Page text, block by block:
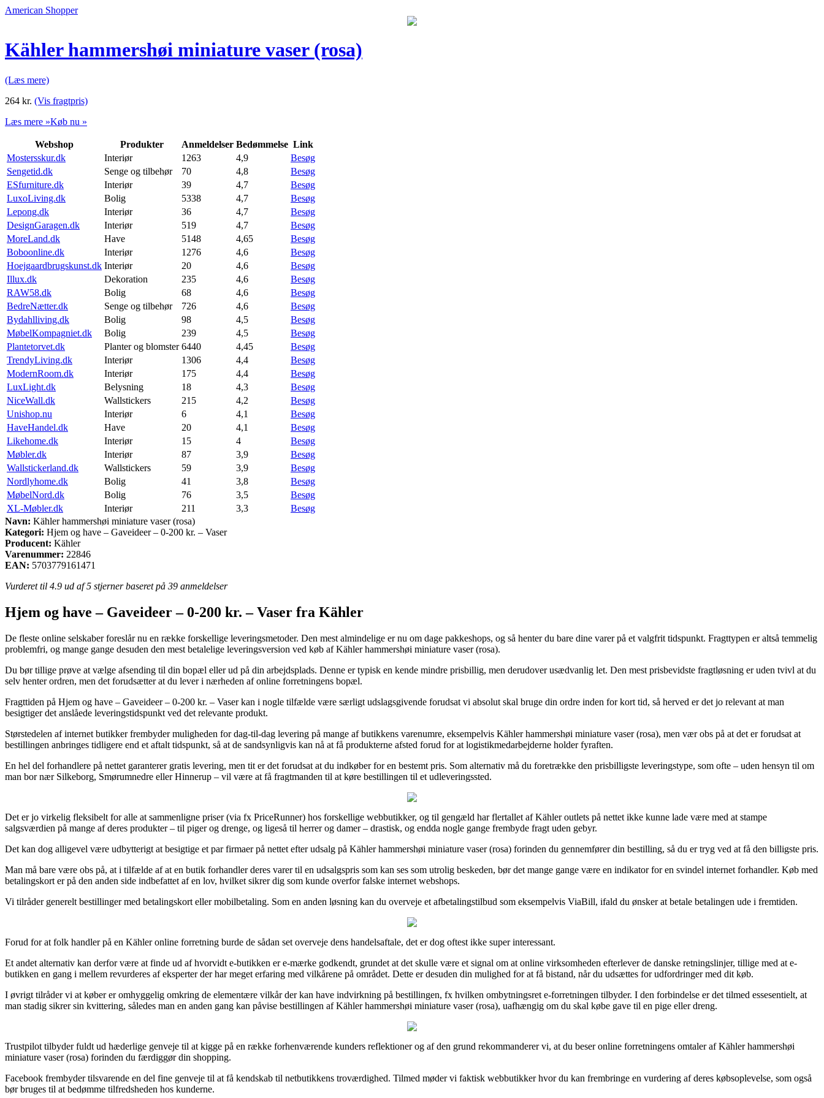
American Shopper
Kähler hammershøi miniature vaser (rosa)
(Læs mere)
264 kr. (Vis fragtpris)
Læs mere »Køb nu »
Webshop Produkter Anmeldelser Bedømmelse Link
Mostersskur.dk
Interiør 1263 4,9
Besøg
Sengetid.dk
Senge og tilbehør 70 4,8
Besøg
ESfurniture.dk
Interiør 39 4,7
Besøg
LuxoLiving.dk
Bolig 5338 4,7
Besøg
Lepong.dk
Interiør 36 4,7
Besøg
DesignGaragen.dk
Interiør 519 4,7
Besøg
MoreLand.dk
Have 5148 4,65
Besøg
Boboonline.dk
Interiør 1276 4,6
Besøg
Hoejgaardbrugskunst.dk Interiør 20 4,6
Besøg
Illux.dk
Dekoration 235 4,6
Besøg
RAW58.dk
Bolig 68 4,6
Besøg
BedreNætter.dk
Senge og tilbehør 726 4,6
Besøg
Bydahlliving.dk
Bolig 98 4,5
Besøg
MøbelKompagniet.dk
Bolig 239 4,5
Besøg
Plantetorvet.dk
Planter og blomster 6440 4,45
Besøg
TrendyLiving.dk
Interiør 1306 4,4
Besøg
ModernRoom.dk
Interiør 175 4,4
Besøg
LuxLight.dk
Belysning 18 4,3
Besøg
NiceWall.dk
Wallstickers 215 4,2
Besøg
Unishop.nu
Interiør 6 4,1
Besøg
HaveHandel.dk
Have 20 4,1
Besøg
Likehome.dk
Interiør 15 4
Besøg
Møbler.dk
Interiør 87 3,9
Besøg
Wallstickerland.dk
Wallstickers 59 3,9
Besøg
Nordlyhome.dk
Bolig 41 3,8
Besøg
MøbelNord.dk
Bolig 76 3,5
Besøg
XL-Møbler.dk
Interiør 211 3,3
Besøg
Navn: Kähler hammershøi miniature vaser (rosa)
Kategori: Hjem og have – Gaveideer – 0-200 kr. – Vaser
Producent: Kähler
Varenummer: 22846
EAN: 5703779161471
Vurderet til 4.9 ud af 5 stjerner baseret på 39 anmeldelser
Hjem og have – Gaveideer – 0-200 kr. – Vaser fra Kähler
De fleste online selskaber foreslår nu en række forskellige leveringsmetoder. Den mest almindelige er nu om dage pakkeshops, og så henter du bare dine varer på et valgfrit tidspunkt. Fragttypen er altså temmelig
problemfri, og mange gange desuden den mest betalelige leveringsversion ved køb af Kähler hammershøi miniature vaser (rosa).
Du bør tillige prøve at vælge afsending til din bopæl eller ud på din arbejdsplads. Denne er typisk en kende mindre prisbillig, men derudover usædvanlig let. Den mest prisbevidste fragtløsning er uden tvivl at du
selv henter ordren, men det forudsætter at du lever i nærheden af online forretningens bopæl.
Fragttiden på Hjem og have – Gaveideer – 0-200 kr. – Vaser kan i nogle tilfælde være særligt udslagsgivende forudsat vi absolut skal bruge din ordre inden for kort tid, så herved er det jo relevant at man
besigtiger det anslåede leveringstidspunkt ved det relevante produkt.
Størstedelen af internet butikker frembyder muligheden for dag-til-dag levering på mange af butikkens varenumre, eksempelvis Kähler hammershøi miniature vaser (rosa), men vær obs på at det er forudsat at
bestillingen anbringes tidligere end et aftalt tidspunkt, så at de sandsynligvis kan nå at få produkterne afsted forud for at logistikmedarbejderne holder fyraften.
En hel del forhandlere på nettet garanterer gratis levering, men tit er det forudsat at du indkøber for en bestemt pris. Som alternativ må du foretrække den prisbilligste leveringstype, som ofte – uden hensyn til om
man bor nær Silkeborg, Smørumnedre eller Hinnerup – vil være at få fragtmanden til at køre bestillingen til et udleveringssted.
Det er jo virkelig fleksibelt for alle at sammenligne priser (via fx PriceRunner) hos forskellige webbutikker, og til gengæld har flertallet af Kähler outlets på nettet ikke kunne lade være med at stampe
salgsværdien på mange af deres produkter – til piger og drenge, og ligeså til herrer og damer – drastisk, og endda nogle gange frembyde fragt uden gebyr.
Det kan dog alligevel være udbytterigt at besigtige et par firmaer på nettet efter udsalg på Kähler hammershøi miniature vaser (rosa) forinden du gennemfører din bestilling, så du er tryg ved at få den billigste pris.
Man må bare være obs på, at i tilfælde af at en butik forhandler deres varer til en udsalgspris som kan ses som utrolig beskeden, bør det mange gange være en indikator for en svindel internet forhandler. Køb med
betalingskort er på den anden side indbefattet af en lov, hvilket sikrer dig som kunde overfor falske internet webshops.
Vi tilråder generelt bestillinger med betalingskort eller mobilbetaling. Som en anden løsning kan du overveje et afbetalingstilbud som eksempelvis ViaBill, ifald du ønsker at betale betalingen ude i fremtiden.
Forud for at folk handler på en Kähler online forretning burde de sådan set overveje dens handelsaftale, det er dog oftest ikke super interessant.
Et andet alternativ kan derfor være at finde ud af hvorvidt e-butikken er e-mærke godkendt, grundet at det skulle være et signal om at online virksomheden efterlever de danske retningslinjer, tillige med at e-
butikken en gang i mellem revurderes af eksperter der har meget erfaring med vilkårene på området. Dette er desuden din mulighed for at få bistand, når du udsættes for udfordringer med dit køb.
I øvrigt tilråder vi at køber er omhyggelig omkring de elementære vilkår der kan have indvirkning på bestillingen, fx hvilken ombytningsret e-forretningen tilbyder. I den forbindelse er det tilmed essesentielt, at
man stadig sikrer sin kvittering, således man en anden gang kan påvise bestillingen af Kähler hammershøi miniature vaser (rosa), uafhængig om du skal købe gave til en pige eller dreng.
Trustpilot tilbyder fuldt ud hæderlige genveje til at kigge på en række forhenværende kunders reflektioner og af den grund rekommanderer vi, at du beser online forretningens omtaler af Kähler hammershøi
miniature vaser (rosa) forinden du færdiggør din shopping.
Facebook frembyder tilsvarende en del fine genveje til at få kendskab til netbutikkens troværdighed. Tilmed møder vi faktisk webbutikker hvor du kan frembringe en vurdering af deres købsoplevelse, som også
bør bruges til at bedømme tilfredsheden hos kunderne.